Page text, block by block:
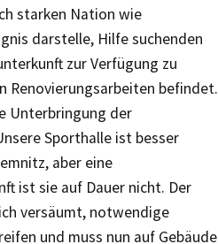
starken Nation wie
darstelle, Hilfe suchenden
zur Verfügung zu
Renovierungsarbeiten befindet.
Unterbringung der
Sporthalle ist besser
aber eine
ist sie auf Dauer nicht. Der
versäumt, notwendige
und muss nun auf Gebäude